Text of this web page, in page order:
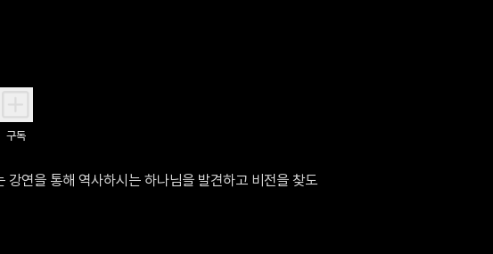
구독
연을 통해 역사하시는 하나님을 발견하고 비전을 찾도